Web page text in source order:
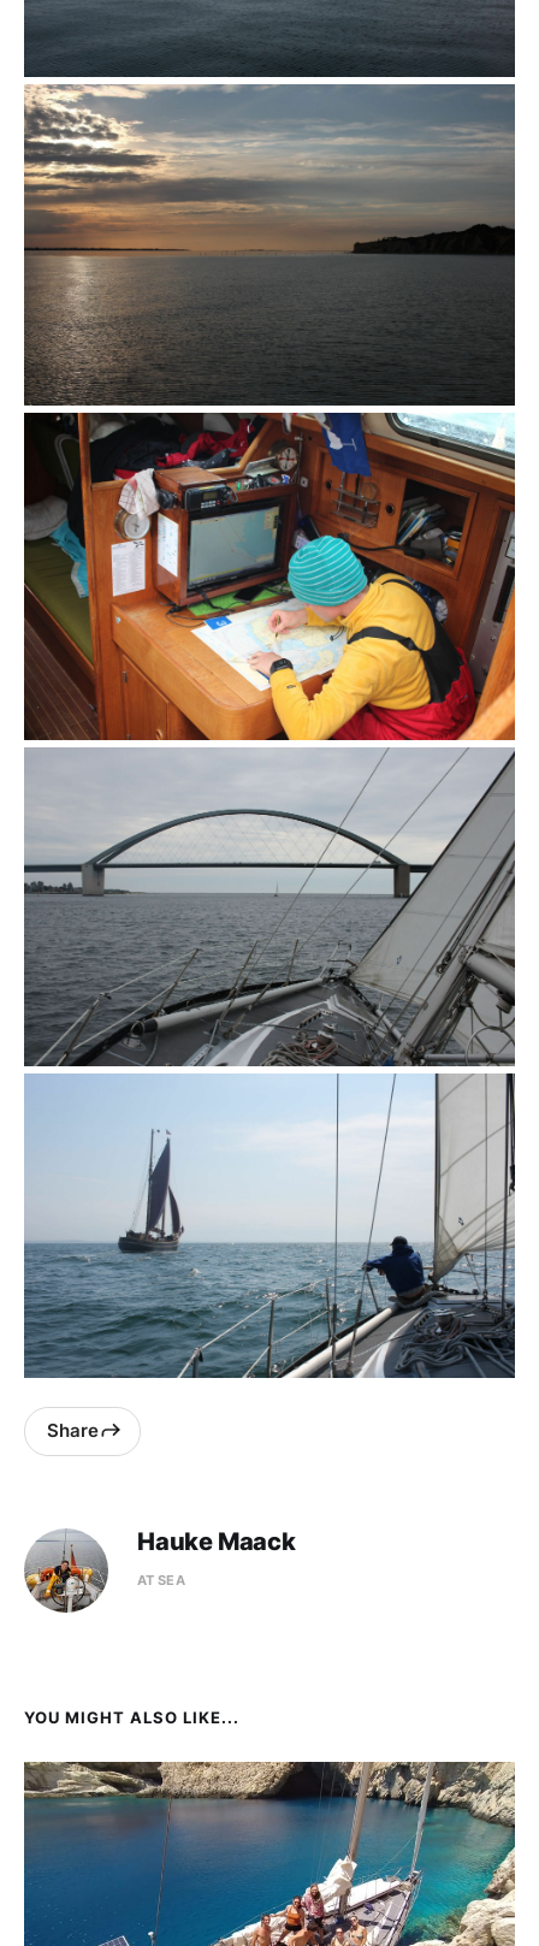
Share
Hauke Maack
AT SEA
YOU MIGHT ALSO LIKE...